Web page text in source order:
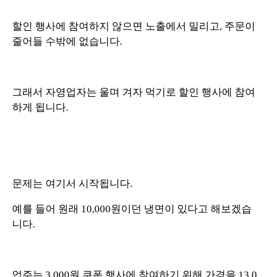
할인 행사에 참여하지 않으면 노출에서 밀리고, 주문이
줄어들 수밖에 없습니다.
그래서 자영업자는 울며 겨자 먹기로 할인 행사에 참여
하게 됩니다.
문제는 여기서 시작됩니다.
예를 들어 원래 10,000원이던 냉면이 있다고 해보겠습
니다.
업주는 3,000원 쿠폰 행사에 참여하기 위해 가격을 13,0